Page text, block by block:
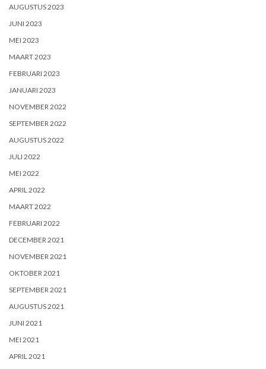
AUGUSTUS 2023
JUNI 2023
MEI 2023
MAART 2023
FEBRUARI 2023
JANUARI 2023
NOVEMBER 2022
SEPTEMBER 2022
AUGUSTUS 2022
JULI 2022
MEI 2022
APRIL 2022
MAART 2022
FEBRUARI 2022
DECEMBER 2021
NOVEMBER 2021
OKTOBER 2021
SEPTEMBER 2021
AUGUSTUS 2021
JUNI 2021
MEI 2021
APRIL 2021